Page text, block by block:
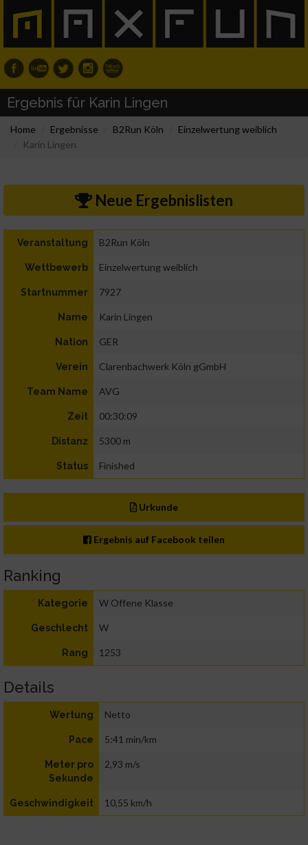
Ergebnis für Karin Lingen
Home Ergebnisse B2Run Köln
Einzelwertung weiblich
Karin Lingen
Neue Ergebnislisten
Veranstaltung B2Run Köln
Wettbewerb Einzelwertung weiblich
Startnummer 7927
Name Karin Lingen
Nation GER
Verein Clarenbachwerk Köln gGmbH
Team Name AVG
Zeit 00:30:09
Distanz 5300 m
Status Finished
Urkunde
Ergebnis auf Facebook teilen
Ranking
Kategorie W Offene Klasse
Geschlecht W
Rang 1253
Details
Wertung Netto
Pace 5:41 min/km
Meter pro
Sekunde
2,93 m/s
Geschwindigkeit 10,55 km/h